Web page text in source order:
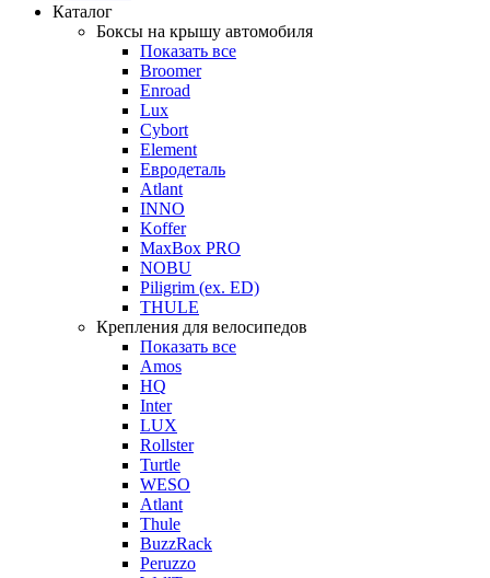
Каталог
Боксы на крышу автомобиля
Показать все
Broomer
Enroad
Lux
Cybort
Element
Евродеталь
Atlant
INNO
Koffer
MaxBox PRO
NOBU
Piligrim (ex. ED)
THULE
Крепления для велосипедов
Показать все
Amos
HQ
Inter
LUX
Rollster
Turtle
WESO
Atlant
Thule
BuzzRack
Peruzzo